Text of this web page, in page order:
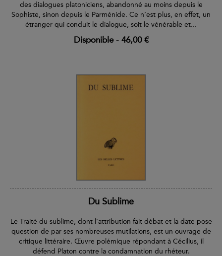
des dialogues platoniciens, abandonné au moins depuis le
Sophiste, sinon depuis le Parménide. Ce n’est plus, en effet, un
étranger qui conduit le dialogue, soit le vénérable et...
Disponible- 46,00 €
Du Sublime
Le Traité du sublime, dont l'attribution fait débat et la date pose
question de par ses nombreuses mutilations, est un ouvrage de
critique littéraire. Œuvre polémique répondant à Cécilius, il
défend Platon contre la condamnation du rhéteur.